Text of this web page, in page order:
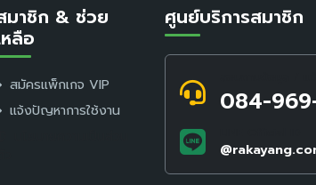
มาชิก & ช่วย
หลือ
สมัครแพ็กเกจ VIP
แจ้งปัญหาการใช้งาน
ศูนย์บริการสมาชิก
084-